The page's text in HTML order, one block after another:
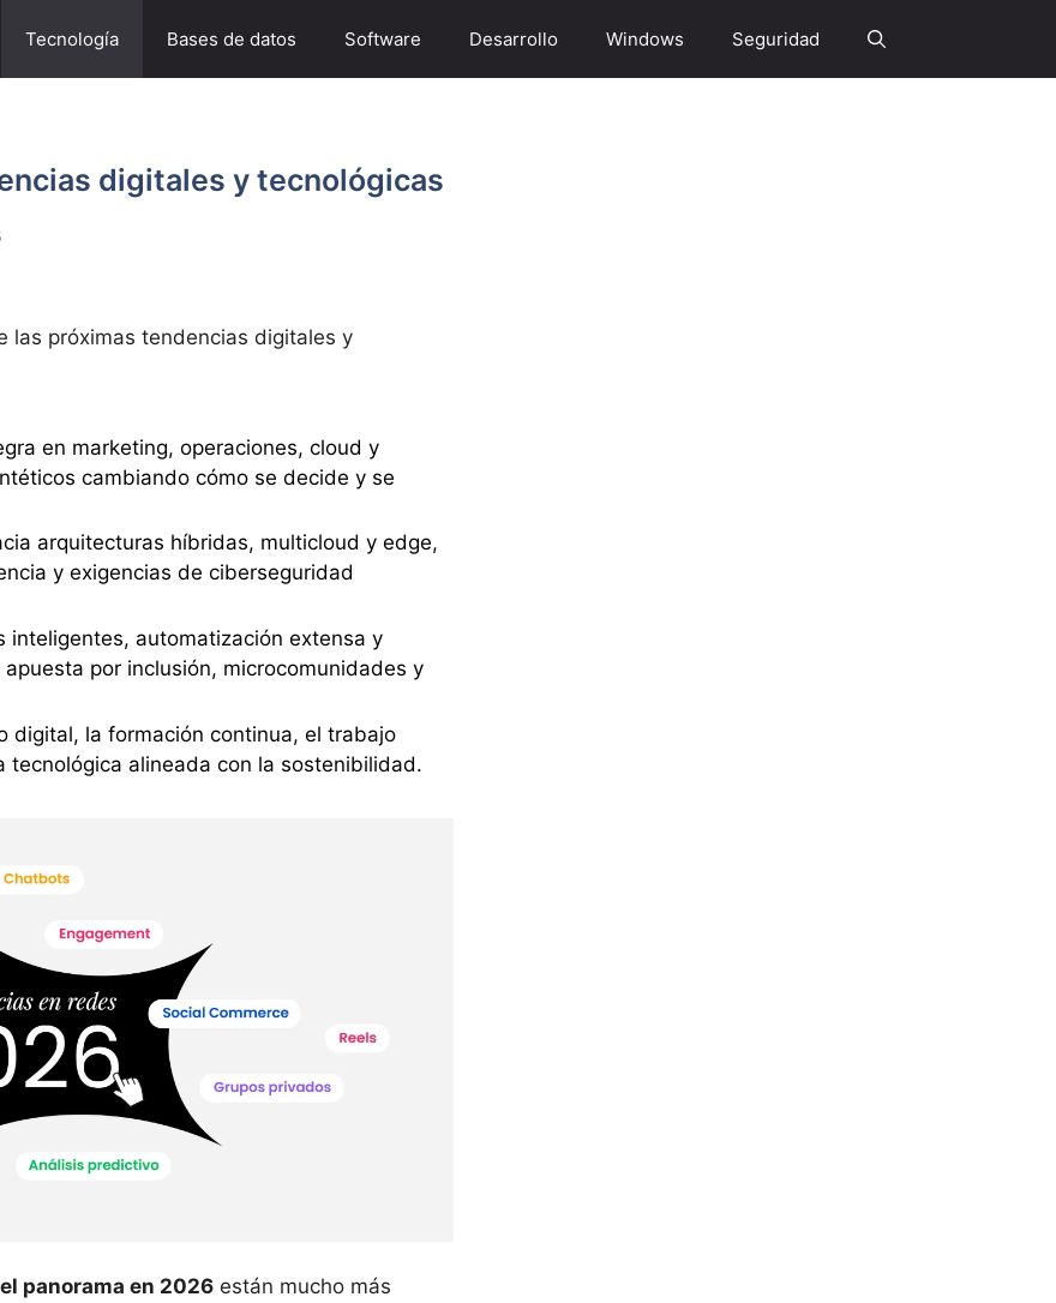
Tecnología Bases de datos Software Desarrollo Windows Seguridad
digitales y tecnológicas
las próximas tendencias digitales y
en marketing, operaciones, cloud y
cambiando cómo se decide y se
arquitecturas híbridas, multicloud y edge,
y exigencias de ciberseguridad
inteligentes, automatización extensa y
por inclusión, microcomunidades y
digital, la formación continua, el trabajo
alineada con la sostenibilidad.
panorama en 2026 están mucho más